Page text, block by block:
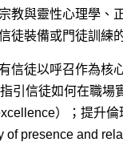
教與靈性心理學、
徒裝備或門徒訓練
信徒以呼召作為核
引信徒如何在職場
）；提升
of presence and